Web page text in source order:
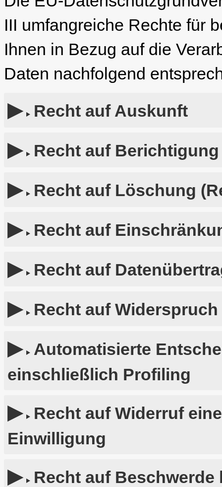
III umfangreiche Rechte für
Ihnen in Bezug auf die
Daten nachfolgend
Recht auf Auskunft
Recht auf Berichtigung
Recht auf Löschung
Recht auf
Recht auf
Recht auf Widerspruch
Automatisierte
einschließlich Profiling
Recht auf Widerruf
Einwilligung
Recht auf